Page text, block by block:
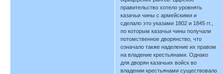
правительство хотело уровнять
казачьи чины с армейскими и
сделало это указами 1802 и 1845 гг.,
по которым казачьи чины получали
потомственное дворянство, что
означало также наделение их правом
на владение крестьянами. Однако
для дворян казачьих войск во
владении крестьянами существовало